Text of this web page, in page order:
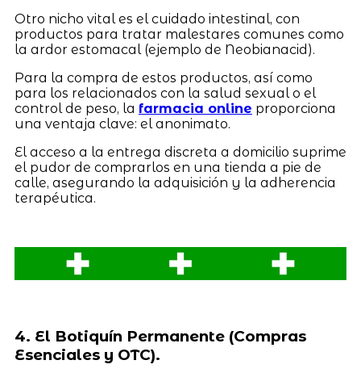
Otro nicho vital es el cuidado intestinal, con
productos para tratar malestares comunes como
la ardor estomacal (ejemplo de Neobianacid).
Para la compra de estos productos, así como
para los relacionados con la salud sexual o el
control de peso, la farmacia online proporciona
una ventaja clave: el anonimato.
El acceso a la entrega discreta a domicilio suprime
el pudor de comprarlos en una tienda a pie de
calle, asegurando la adquisición y la adherencia
terapéutica.
4. El Botiquín Permanente (Compras
Esenciales y OTC).